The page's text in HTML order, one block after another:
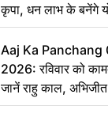
कृपा, धन लाभ के बनेंगे
Aaj Ka
2026: रविवार को
जानें राहु काल,